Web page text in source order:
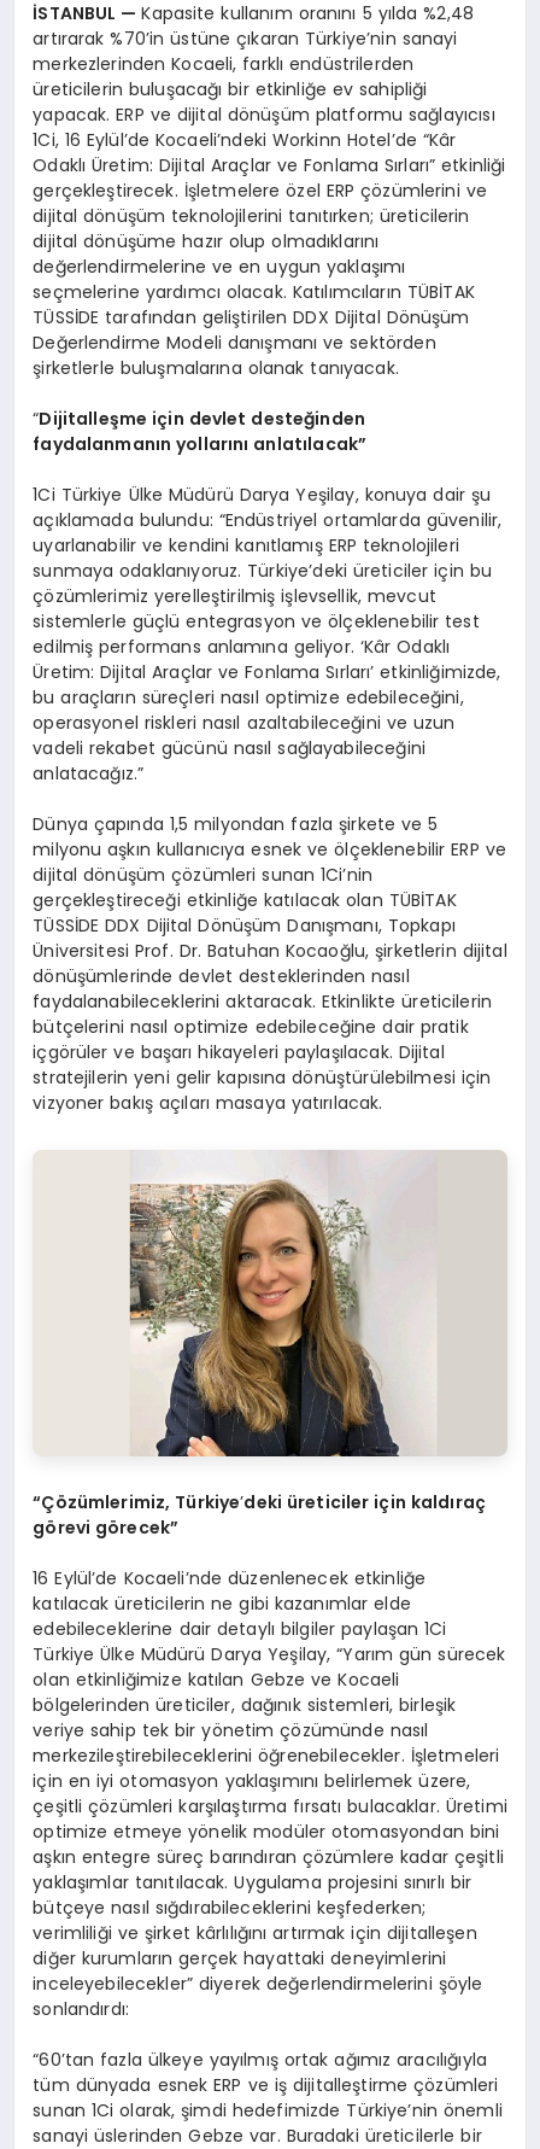
İSTANBUL —Kapasite kullanım oranını 5 yılda %2,48
artırarak %70’in üstüne çıkaran Türkiye’nin sanayi
merkezlerinden Kocaeli, farklı endüstrilerden
üreticilerin buluşacağı bir etkinliğe ev sahipliği
yapacak. ERP ve dijital dönüşüm platformu sağlayıcısı
1Ci, 16 Eylül’de Kocaeli’ndeki Workinn Hotel’de “Kâr
Odaklı Üretim: Dijital Araçlar ve Fonlama Sırları” etkinliği
gerçekleştirecek. İşletmelere özel ERP çözümlerini ve
dijital dönüşüm teknolojilerini tanıtırken; üreticilerin
dijital dönüşüme hazır olup olmadıklarını
değerlendirmelerine ve en uygun yaklaşımı
seçmelerine yardımcı olacak. Katılımcıların TÜBİTAK
TÜSSİDE tarafından geliştirilen DDX Dijital Dönüşüm
Değerlendirme Modeli danışmanı ve sektörden
şirketlerle buluşmalarına olanak tanıyacak.
“Dijitalleşme için devlet desteğinden
faydalanmanın yollarını anlatılacak”
1Ci Türkiye Ülke Müdürü Darya Yeşilay, konuya dair şu
açıklamada bulundu: “Endüstriyel ortamlarda güvenilir,
uyarlanabilir ve kendini kanıtlamış ERP teknolojileri
sunmaya odaklanıyoruz. Türkiye’deki üreticiler için bu
çözümlerimiz yerelleştirilmiş işlevsellik, mevcut
sistemlerle güçlü entegrasyon ve ölçeklenebilir test
edilmiş performans anlamına geliyor. ‘Kâr Odaklı
Üretim: Dijital Araçlar ve Fonlama Sırları’ etkinliğimizde,
bu araçların süreçleri nasıl optimize edebileceğini,
operasyonel riskleri nasıl azaltabileceğini ve uzun
vadeli rekabet gücünü nasıl sağlayabileceğini
anlatacağız.”
Dünya çapında 1,5 milyondan fazla şirkete ve 5
milyonu aşkın kullanıcıya esnek ve ölçeklenebilir ERP ve
dijital dönüşüm çözümleri sunan 1Ci’nin
gerçekleştireceği etkinliğe katılacak olan TÜBİTAK
TÜSSİDE DDX Dijital Dönüşüm Danışmanı, Topkapı
Üniversitesi Prof. Dr. Batuhan Kocaoğlu, şirketlerin dijital
dönüşümlerinde devlet desteklerinden nasıl
faydalanabileceklerini aktaracak. Etkinlikte üreticilerin
bütçelerini nasıl optimize edebileceğine dair pratik
içgörüler ve başarı hikayeleri paylaşılacak. Dijital
stratejilerin yeni gelir kapısına dönüştürülebilmesi için
vizyoner bakış açıları masaya yatırılacak.
“Çözümlerimiz, Türkiye’deki üreticiler için kaldıraç
görevi görecek”
16 Eylül’de Kocaeli’nde düzenlenecek etkinliğe
katılacak üreticilerin ne gibi kazanımlar elde
edebileceklerine dair detaylı bilgiler paylaşan 1Ci
Türkiye Ülke Müdürü Darya Yeşilay, “Yarım gün sürecek
olan etkinliğimize katılan Gebze ve Kocaeli
bölgelerinden üreticiler, dağınık sistemleri, birleşik
veriye sahip tek bir yönetim çözümünde nasıl
merkezileştirebileceklerini öğrenebilecekler. İşletmeleri
için en iyi otomasyon yaklaşımını belirlemek üzere,
çeşitli çözümleri karşılaştırma fırsatı bulacaklar. Üretimi
optimize etmeye yönelik modüler otomasyondan bini
aşkın entegre süreç barındıran çözümlere kadar çeşitli
yaklaşımlar tanıtılacak. Uygulama projesini sınırlı bir
bütçeye nasıl sığdırabileceklerini keşfederken;
verimliliği ve şirket kârlılığını artırmak için dijitalleşen
diğer kurumların gerçek hayattaki deneyimlerini
inceleyebilecekler” diyerek değerlendirmelerini şöyle
sonlandırdı:
“60’tan fazla ülkeye yayılmış ortak ağımız aracılığıyla
tüm dünyada esnek ERP ve iş dijitalleştirme çözümleri
sunan 1Ci olarak, şimdi hedefimizde Türkiye’nin önemli
sanayi üslerinden Gebze var. Buradaki üreticilerle bir